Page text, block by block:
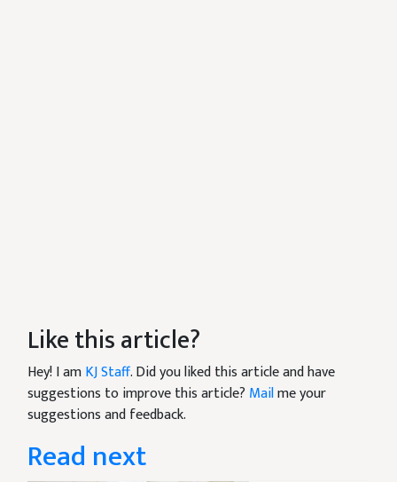
Like this article?
Hey! I amKJ Staff. Did you liked this article and have
suggestions to improve this article? Mailme your
suggestions and feedback.
Read next